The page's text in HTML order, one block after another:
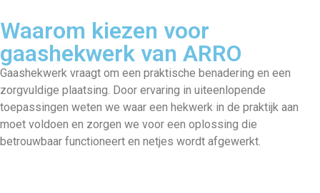
Waarom kiezen voor
gaashekwerk van ARRO
Gaashekwerk vraagt om een praktische benadering en een
zorgvuldige plaatsing. Door ervaring in uiteenlopende
toepassingen weten we waar een hekwerk in de praktijk aan
moet voldoen en zorgen we voor een oplossing die
betrouwbaar functioneert en netjes wordt afgewerkt.